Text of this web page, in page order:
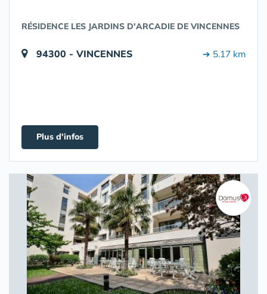
RÉSIDENCE LES JARDINS D'ARCADIE DE VINCENNES
94300 - VINCENNES ➔ 5.17 km
Plus d'infos